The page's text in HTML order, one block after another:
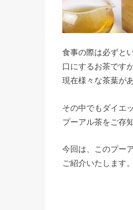
食事の際は必ずと
口にするお茶ですが
現在様々な茶葉が
その中でもダイエ
プーアル茶をご存
今回は、このプー
ご紹介いたします。